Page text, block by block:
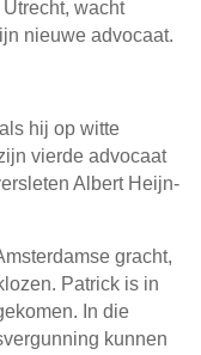
wacht
nieuwe advocaat.
hij op witte
vierde advocaat
Albert Heijn-
gracht,
Patrick is in
In die
kunnen